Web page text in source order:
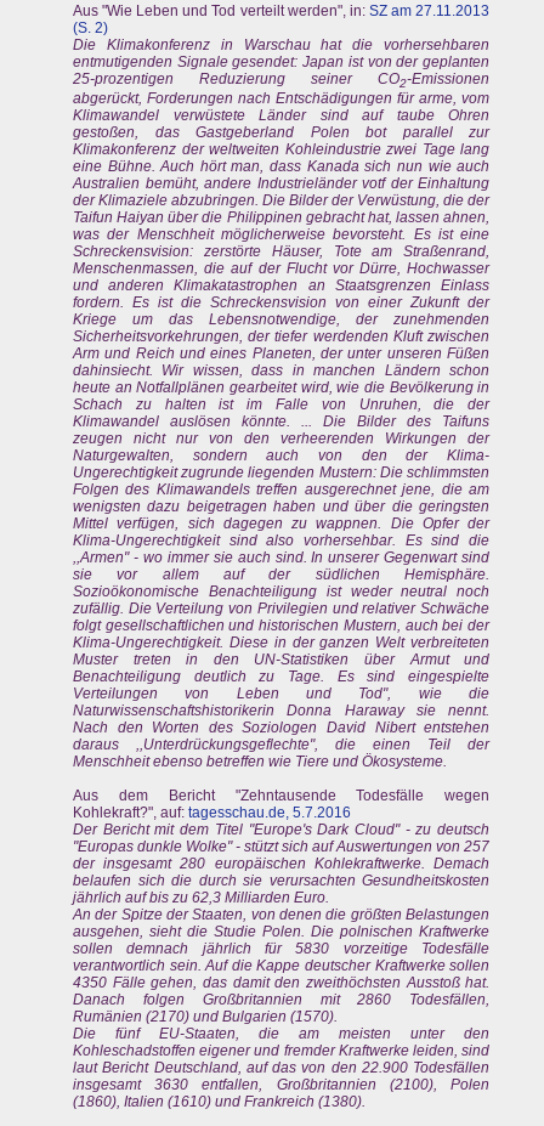
Aus "Wie Leben und Tod verteilt werden", in: SZ am 27.11.2013
(S. 2)
Die Klimakonferenz in Warschau hat die vorhersehbaren
entmutigenden Signale gesendet: Japan ist von der geplanten
25-prozentigen Reduzierung seiner CO2-Emissionen
abgerückt, Forderungen nach Entschädigungen für arme, vom
Klimawandel verwüstete Länder sind auf taube Ohren
gestoßen, das Gastgeberland Polen bot parallel zur
Klimakonferenz der weltweiten Kohleindustrie zwei Tage lang
eine Bühne. Auch hört man, dass Kanada sich nun wie auch
Australien bemüht, andere Industrieländer votf der Einhaltung
der Klimaziele abzubringen. Die Bilder der Verwüstung, die der
Taifun Haiyan über die Philippinen gebracht hat, lassen ahnen,
was der Menschheit möglicherweise bevorsteht. Es ist eine
Schreckensvision: zerstörte Häuser, Tote am Straßenrand,
Menschenmassen, die auf der Flucht vor Dürre, Hochwasser
und anderen Klimakatastrophen an Staatsgrenzen Einlass
fordern. Es ist die Schreckensvision von einer Zukunft der
Kriege um das Lebensnotwendige, der zunehmenden
Sicherheitsvorkehrungen, der tiefer werdenden Kluft zwischen
Arm und Reich und eines Planeten, der unter unseren Füßen
dahinsiecht. Wir wissen, dass in manchen Ländern schon
heute an Notfallplänen gearbeitet wird, wie die Bevölkerung in
Schach zu halten ist im Falle von Unruhen, die der
Klimawandel auslösen könnte. ... Die Bilder des Taifuns
zeugen nicht nur von den verheerenden Wirkungen der
Naturgewalten, sondern auch von den der Klima-
Ungerechtigkeit zugrunde liegenden Mustern: Die schlimmsten
Folgen des Klimawandels treffen ausgerechnet jene, die am
wenigsten dazu beigetragen haben und über die geringsten
Mittel verfügen, sich dagegen zu wappnen. Die Opfer der
Klima-Ungerechtigkeit sind also vorhersehbar. Es sind die
,,Armen" - wo immer sie auch sind. In unserer Gegenwart sind
sie vor allem auf der südlichen Hemisphäre.
Sozioökonomische Benachteiligung ist weder neutral noch
zufällig. Die Verteilung von Privilegien und relativer Schwäche
folgt gesellschaftlichen und historischen Mustern, auch bei der
Klima-Ungerechtigkeit. Diese in der ganzen Welt verbreiteten
Muster treten in den UN-Statistiken über Armut und
Benachteiligung deutlich zu Tage. Es sind eingespielte
Verteilungen von Leben und Tod", wie die
Naturwissenschaftshistorikerin Donna Haraway sie nennt.
Nach den Worten des Soziologen David Nibert entstehen
daraus ,,Unterdrückungsgeflechte", die einen Teil der
Menschheit ebenso betreffen wie Tiere und Ökosysteme.
Aus dem Bericht "Zehntausende Todesfälle wegen
Kohlekraft?", auf: tagesschau.de, 5.7.2016
Der Bericht mit dem Titel "Europe's Dark Cloud" - zu deutsch
"Europas dunkle Wolke" - stützt sich auf Auswertungen von 257
der insgesamt 280 europäischen Kohlekraftwerke. Demach
belaufen sich die durch sie verursachten Gesundheitskosten
jährlich auf bis zu 62,3 Milliarden Euro.
An der Spitze der Staaten, von denen die größten Belastungen
ausgehen, sieht die Studie Polen. Die polnischen Kraftwerke
sollen demnach jährlich für 5830 vorzeitige Todesfälle
verantwortlich sein. Auf die Kappe deutscher Kraftwerke sollen
4350 Fälle gehen, das damit den zweithöchsten Ausstoß hat.
Danach folgen Großbritannien mit 2860 Todesfällen,
Rumänien (2170) und Bulgarien (1570).
Die fünf EU-Staaten, die am meisten unter den
Kohleschadstoffen eigener und fremder Kraftwerke leiden, sind
laut Bericht Deutschland, auf das von den 22.900 Todesfällen
insgesamt 3630 entfallen, Großbritannien (2100), Polen
(1860), Italien (1610) und Frankreich (1380).